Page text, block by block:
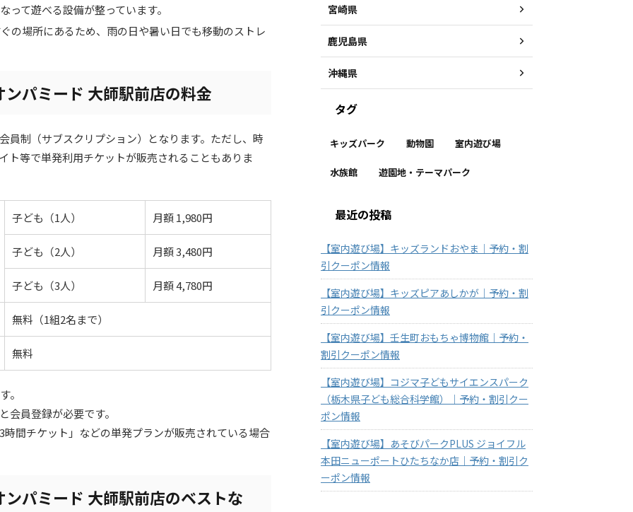
って遊べる設備が整っています。
の場所にあるため、雨の日や暑い日でも移動のストレ
パミード 大師駅前店の料金
員制（サブスクリプション）となります。ただし、時
ト等で単発利用チケットが販売されることもありま
子ども（1人） 月額 1,980円
子ども（2人） 月額 3,480円
子ども（3人） 月額 4,780円
無料（1組2名まで）
無料
。
員登録が必要です。
間チケット」などの単発プランが販売されている場合
パミード 大師駅前店のベストな
宮崎県
鹿児島県
沖縄県
タグ
キッズパーク 動物園 室内遊び場
水族館 遊園地・テーマパーク
最近の投稿
【室内遊び場】キッズランドおやま｜予約・割
引クーポン情報
【室内遊び場】キッズピアあしかが｜予約・割
引クーポン情報
【室内遊び場】壬生町おもちゃ博物館｜予約・
割引クーポン情報
【室内遊び場】コジマ子どもサイエンスパーク
（栃木県子ども総合科学館）｜予約・割引クー
ポン情報
【室内遊び場】あそびパークPLUS ジョイフル
本田ニューポートひたちなか店｜予約・割引ク
ーポン情報